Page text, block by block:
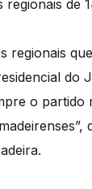
regionais de
regionais
do
o